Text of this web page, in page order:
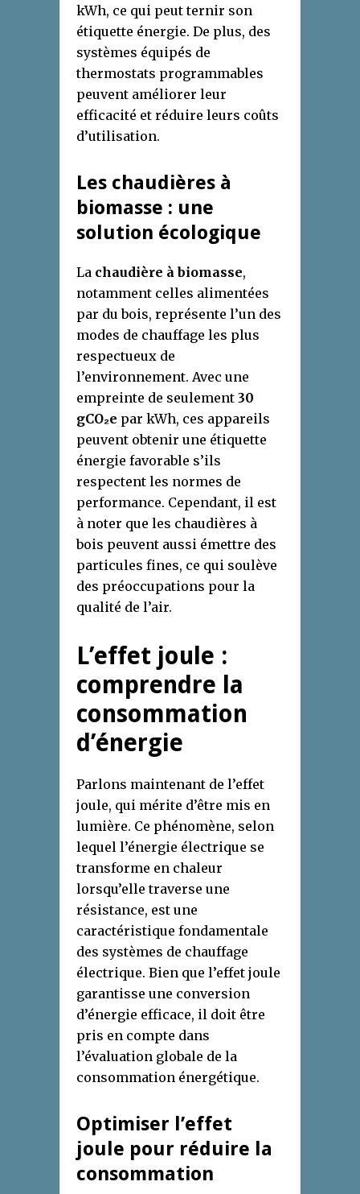
kWh, ce qui peut ternir son
étiquette énergie. De plus, des
systèmes équipés de
thermostats programmables
peuvent améliorer leur
efficacité et réduire leurs coûts
d’utilisation.
Les chaudières à
biomasse : une
solution écologique
La chaudière à biomasse,
notamment celles alimentées
par du bois, représente l’un des
modes de chauffage les plus
respectueux de
l’environnement. Avec une
empreinte de seulement 30
gCO₂e par kWh, ces appareils
peuvent obtenir une étiquette
énergie favorable s’ils
respectent les normes de
performance. Cependant, il est
à noter que les chaudières à
bois peuvent aussi émettre des
particules fines, ce qui soulève
des préoccupations pour la
qualité de l’air.
L’effet joule :
comprendre la
consommation
d’énergie
Parlons maintenant de l’effet
joule, qui mérite d’être mis en
lumière. Ce phénomène, selon
lequel l’énergie électrique se
transforme en chaleur
lorsqu’elle traverse une
résistance, est une
caractéristique fondamentale
des systèmes de chauffage
électrique. Bien que l’effet joule
garantisse une conversion
d’énergie efficace, il doit être
pris en compte dans
l’évaluation globale de la
consommation énergétique.
Optimiser l’effet
joule pour réduire la
consommation